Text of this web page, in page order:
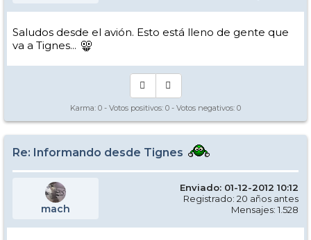
Saludos desde el avión. Esto está lleno de gente que
va a Tignes...
Karma: 0 - Votos positivos: 0 - Votos negativos: 0
Re: Informando desde Tignes
mach
Enviado: 01-12-2012 10:12
Registrado: 20 años antes
Mensajes: 1.528